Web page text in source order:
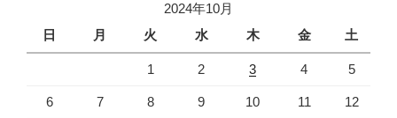
2024年10月
日
月 火 水 木 金 土
1 2 3 4 5
6 7 8 9 10 11 12